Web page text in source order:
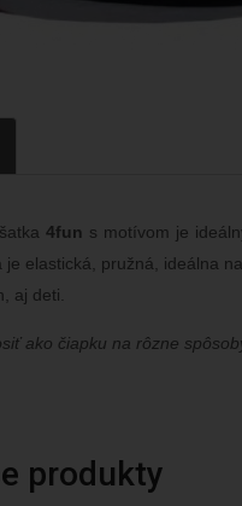
4fun s motívom je
je elastická, pružná, ideálna
aj deti.
ako čiapku na rôzne
produkty